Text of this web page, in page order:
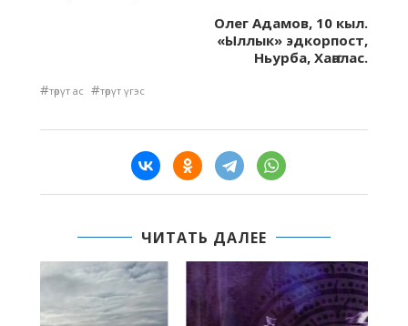
Олег Адамов, 10 кыл.
«Ыллык» эдкорпост,
Ньурба, Хаҥалас.
#төрүт ас #төрүт үгэс
ЧИТАТЬ ДАЛЕЕ